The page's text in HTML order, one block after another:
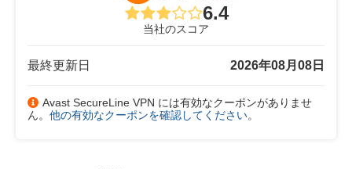
6.4
当社のスコア
最終更新日 2026年08月08日
Avast SecureLine VPN には有効なクーポンがありませ
ん。 他の有効なクーポンを確認してください。